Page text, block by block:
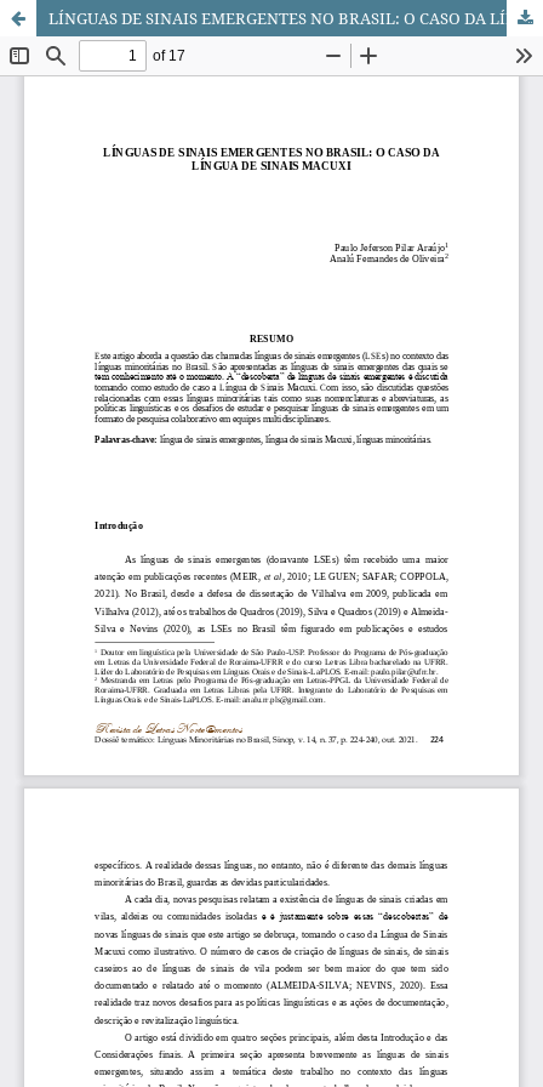
LÍNGUAS DE SINAIS EMERGENTES NO BRASIL: O CASO DA LÍNGUA DE SINAIS MACUXI